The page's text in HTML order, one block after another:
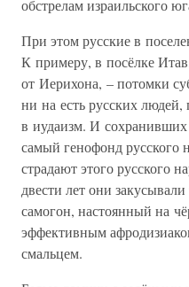
обстрелам израильского
При этом русские в
К примеру, в посёлке
от Иерихона, – потомки
ни на есть русских
в иудаизм. И сохранивших
самый генофонд русского
страдают этого русского
двести лет они
самогон, настоянный на
эффективным
смальцем.